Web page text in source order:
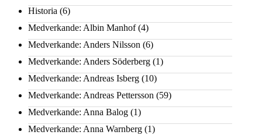
Historia (6)
Medverkande: Albin Manhof(4)
Medverkande: Anders Nilsson (6)
Medverkande: Anders Söderberg (1)
Medverkande: Andreas Isberg (10)
Medverkande: Andreas Pettersson (59)
Medverkande: Anna Balog (1)
Medverkande: Anna Warnberg (1)